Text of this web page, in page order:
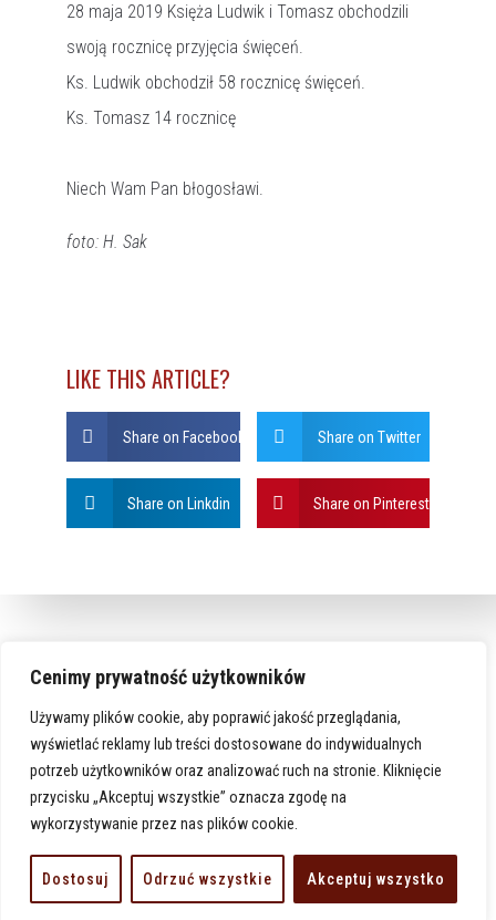
Cenimy prywatność użytkowników
Używamy plików cookie, aby poprawić jakość przeglądania,
wyświetlać reklamy lub treści dostosowane do indywidualnych
potrzeb użytkowników oraz analizować ruch na stronie. Kliknięcie
przycisku „Akceptuj wszystkie” oznacza zgodę na
wykorzystywanie przez nas plików cookie.
Dostosuj Odrzuć wszystkie Akceptuj wszystko
28 maja 2019 Księża Ludwik i Tomasz obchodzili
swoją rocznicę przyjęcia święceń.
Ks. Ludwik obchodził 58 rocznicę święceń.
Ks. Tomasz 14 rocznicę
Niech Wam Pan błogosławi.
foto: H. Sak
LIKE THIS ARTICLE?
Share on Facebook Share on Twitter
Share on Linkdin Share on Pinterest